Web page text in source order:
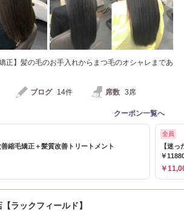
正】髪の毛のお手入れからまつ毛のオシャレまであ
ブログ 14件 席数 3席
クーポン一覧へ
善縮毛矯正＋髪質改善トリートメント
全員
【迷
￥
￥
ラックフィールド】